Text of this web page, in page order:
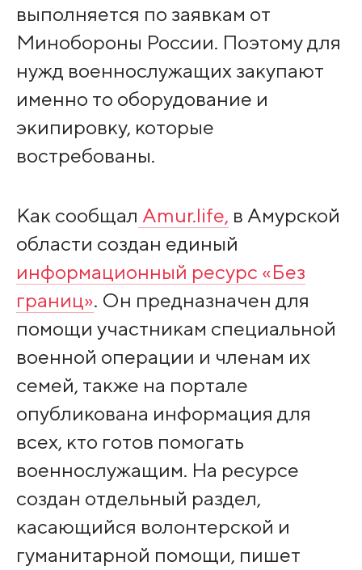
выполняется по заявкам от
Минобороны России. Поэтому для
нужд военнослужащих закупают
именно то оборудование и
экипировку, которые
востребованы.
Как сообщал Amur.life, в Амурской
области создан единый
информационный ресурс «Без
границ». Он предназначен для
помощи участникам специальной
военной операции и членам их
семей, также на портале
опубликована информация для
всех, кто готов помогать
военнослужащим. На ресурсе
создан отдельный раздел,
касающийся волонтерской и
гуманитарной помощи, пишет